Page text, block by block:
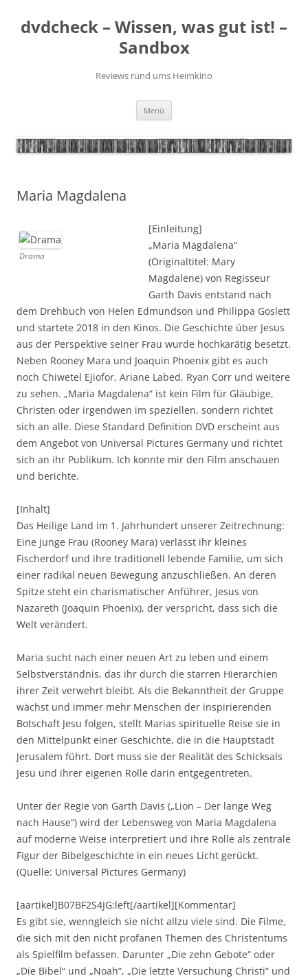
springen
dvdcheck – Wissen, was gut ist! –
Sandbox
Reviews rund ums Heimkino
Menü
Maria Magdalena
Drama
[Einleitung]
„Maria Magdalena“
(Originaltitel: Mary
Magdalene) von Regisseur
Garth Davis entstand nach
dem Drehbuch von Helen Edmundson und Philippa Goslett
und startete 2018 in den Kinos. Die Geschichte über Jesus
aus der Perspektive seiner Frau wurde hochkarätig besetzt.
Neben Rooney Mara und Joaquin Phoenix gibt es auch
noch Chiwetel Ejiofor, Ariane Labed, Ryan Corr und weitere
zu sehen. „Maria Magdalena“ ist kein Film für Gläubige,
Christen oder irgendwen im speziellen, sondern richtet
sich an alle. Diese Standard Definition DVD erscheint aus
dem Angebot von Universal Pictures Germany und richtet
sich an ihr Publikum. Ich konnte mir den Film anschauen
und berichte.
[Inhalt]
Das Heilige Land im 1. Jahrhundert unserer Zeitrechnung:
Eine junge Frau (Rooney Mara) verlässt ihr kleines
Fischerdorf und ihre traditionell lebende Familie, um sich
einer radikal neuen Bewegung anzuschließen. An deren
Spitze steht ein charismatischer Anführer, Jesus von
Nazareth (Joaquin Phoenix), der verspricht, dass sich die
Welt verändert.
Maria sucht nach einer neuen Art zu leben und einem
Selbstverständnis, das ihr durch die starren Hierarchien
ihrer Zeit verwehrt bleibt. Als die Bekanntheit der Gruppe
wächst und immer mehr Menschen der inspirierenden
Botschaft Jesu folgen, stellt Marias spirituelle Reise sie in
den Mittelpunkt einer Geschichte, die in die Hauptstadt
Jerusalem führt. Dort muss sie der Realität des Schicksals
Jesu und ihrer eigenen Rolle darin entgegentreten.
Unter der Regie von Garth Davis („Lion – Der lange Weg
nach Hause“) wird der Lebensweg von Maria Magdalena
auf moderne Weise interpretiert und ihre Rolle als zentrale
Figur der Bibelgeschichte in ein neues Licht gerückt.
(Quelle: Universal Pictures Germany)
[aartikel]B07BF2S4JG:left[/aartikel][Kommentar]
Es gibt sie, wenngleich sie nicht allzu viele sind. Die Filme,
die sich mit den nicht profanen Themen des Christentums
als Spielfilm befassen. Darunter „Die zehn Gebote“ oder
„Die Bibel“ und „Noah“, „Die letzte Versuchung Christi“ und